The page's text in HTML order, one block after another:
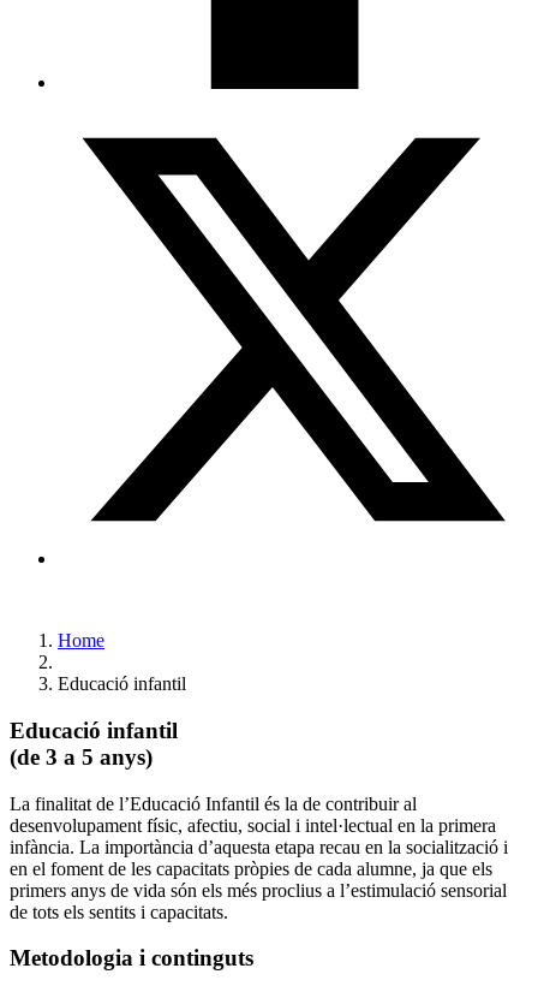
Home
Educació infantil
Educació infantil
(de 3 a 5 anys)
La finalitat de l’Educació Infantil és la de contribuir al
desenvolupament físic, afectiu, social i intel·lectual en la primera
infància. La importància d’aquesta etapa recau en la socialització i
en el foment de les capacitats pròpies de cada alumne, ja que els
primers anys de vida són els més proclius a l’estimulació sensorial
de tots els sentits i capacitats.
Metodologia i continguts